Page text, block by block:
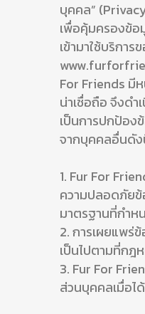
บุคคล”
เพื่อคุ้มครองข้
เข้ามาใช้บริการ
For Friends มี
น่าเชื่อถือ จึงดำ
เป็นการปกป้อง
จากบุคคลอื่นดั
1. Fur For
ความปลอดภัย
มาตรฐานที่กำห
2. การเผยแพร่
เป็นไปตามที่กฎ
3. Fur For
ส่วนบุคคลเมื่อไ